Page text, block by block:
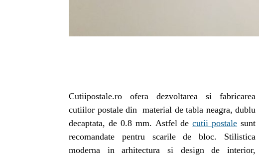
Cutiipostale.ro ofera dezvoltarea si fabricarea
cutiilor postale din material de tabla neagra, dublu
decaptata, de 0.8 mm. Astfel decutii postale sunt
recomandate pentru scarile de bloc. Stilistica
moderna in arhitectura si design de interior,